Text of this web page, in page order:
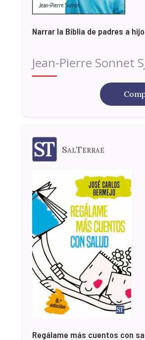
Narrar la Biblia de padres a
Jean-Pierre Sonnet
SalTerrae
Regálame más cuentos con